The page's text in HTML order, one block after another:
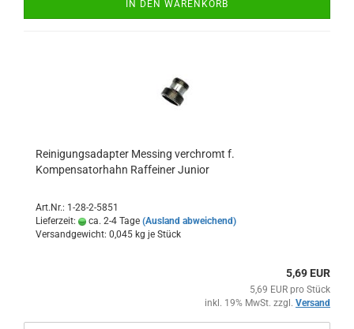
IN DEN WARENKORB
Reinigungsadapter Messing verchromt f.
Kompensatorhahn Raffeiner Junior
Art.Nr.: 1-28-2-5851
Lieferzeit:
ca. 2-4 Tage (Ausland abweichend)
Versandgewicht: 0,045 kg je Stück
5,69 EUR
5,69 EUR pro Stück
inkl. 19% MwSt. zzgl. Versand